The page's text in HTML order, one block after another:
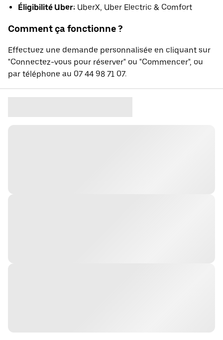
Éligibilité Uber: UberX, Uber Electric & Comfort
Comment ça fonctionne ?
Effectuez une demande personnalisée en cliquant sur
"Connectez-vous pour réserver" ou "Commencer", ou
par téléphone au 07 44 98 71 07.